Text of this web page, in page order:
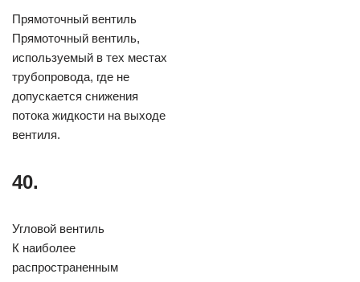
Прямоточный вентиль
Прямоточный вентиль,
используемый в тех местах
трубопровода, где не
допускается снижения
потока жидкости на выходе
вентиля.
40.
Угловой вентиль
К наиболее
распространенным